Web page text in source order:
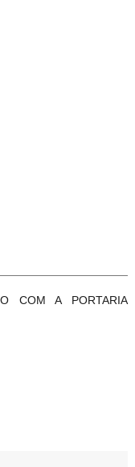
COM A PORTARIA